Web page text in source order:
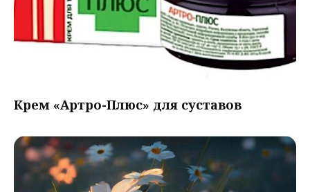
Крем «Артро-Плюс» для суставов